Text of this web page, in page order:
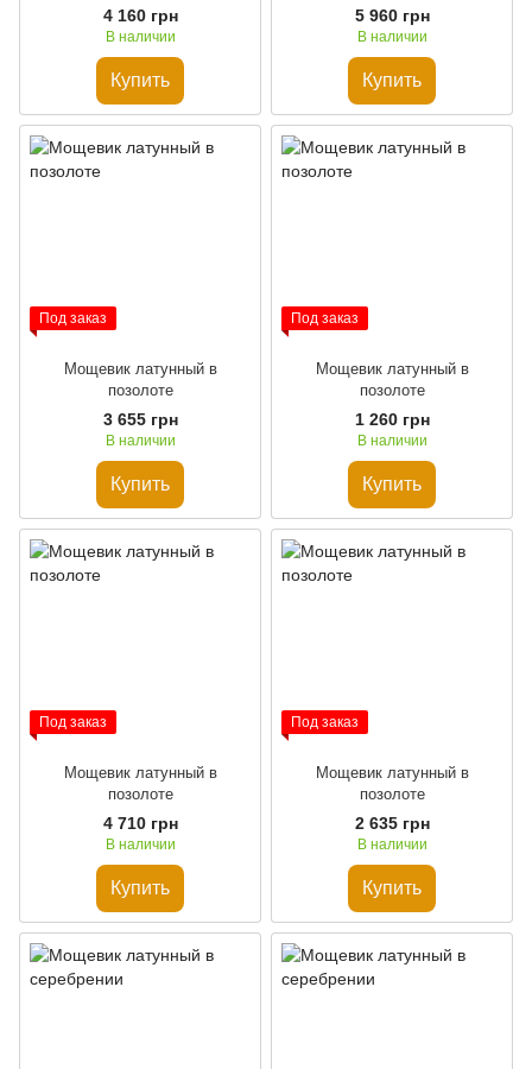
4 160 грн
В наличии
Купить
5 960 грн
В наличии
Купить
Под заказ
Мощевик латунный в
позолоте
3 655 грн
В наличии
Купить
Под заказ
Мощевик латунный в
позолоте
1 260 грн
В наличии
Купить
Под заказ
Мощевик латунный в
позолоте
4 710 грн
В наличии
Купить
Под заказ
Мощевик латунный в
позолоте
2 635 грн
В наличии
Купить